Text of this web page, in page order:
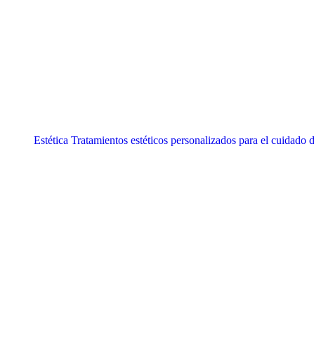
Estética Tratamientos estéticos personalizados para el cuidado